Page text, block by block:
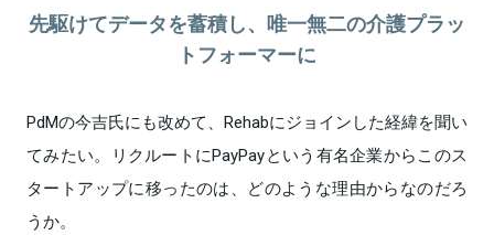
先駆けてデータを蓄積し、唯一無二の介護プラッ
トフォーマーに
PdMの今吉氏にも改めて、Rehabにジョインした経緯を聞い
てみたい。リクルートにPayPayという有名企業からこのス
タートアップに移ったのは、どのような理由からなのだろ
うか。